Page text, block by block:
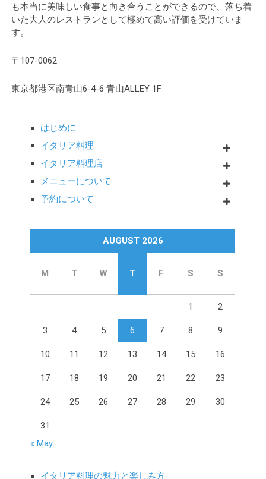
も本当に美味しい食事と向き合うことができるので、落ち着
いた大人のレストランとして極めて高い評価を受けていま
す。
〒107-0062
東京都港区南青山6-4-6 青山ALLEY 1F
はじめに
イタリア料理
イタリア料理店
メニューについて
予約について
AUGUST 2026
M T W T F S S
1 2
3 4 5 6 7 8 9
10 11 12 13 14 15 16
17 18 19 20 21 22 23
24 25 26 27 28 29 30
31
« May
イタリア料理の魅力と楽しみ方